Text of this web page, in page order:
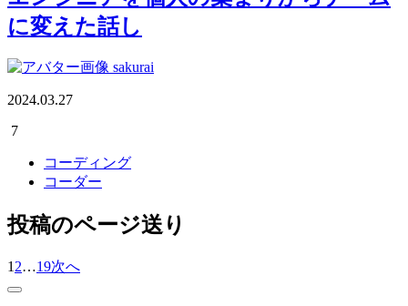
に変えた話し
sakurai
2024.03.27
7
コーディング
コーダー
投稿のページ送り
1 2…19次へ